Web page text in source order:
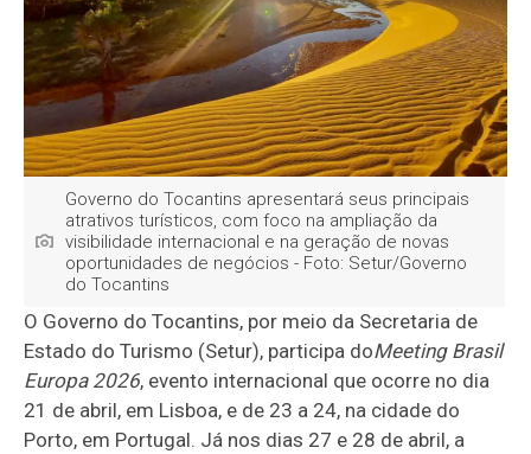
Governo do Tocantins apresentará seus principais
atrativos turísticos, com foco na ampliação da
visibilidade internacional e na geração de novas
oportunidades de negócios - Foto: Setur/Governo
do Tocantins
O Governo do Tocantins, por meio da Secretaria de
Estado do Turismo (Setur), participa doMeeting Brasil
Europa 2026, evento internacional que ocorre no dia
21 de abril, em Lisboa, e de 23 a 24, na cidade do
Porto, em Portugal. Já nos dias 27 e 28 de abril, a